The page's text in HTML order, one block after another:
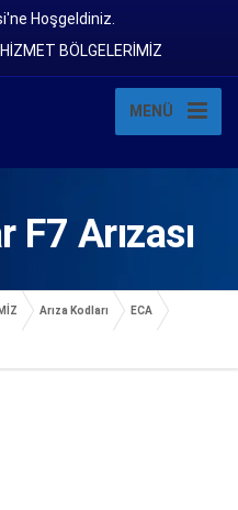
Hoşgeldiniz.
HİZMET BÖLGELERİMİZ
MENÜ
F7 Arızası
Arıza Kodları ECA